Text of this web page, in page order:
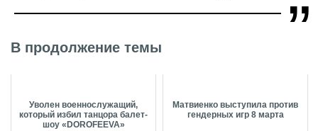
В продолжение темы
Уволен военнослужащий,
который избил танцора балет-
шоу «DOROFEEVA»
Матвиенко выступила против
гендерных игр 8 марта